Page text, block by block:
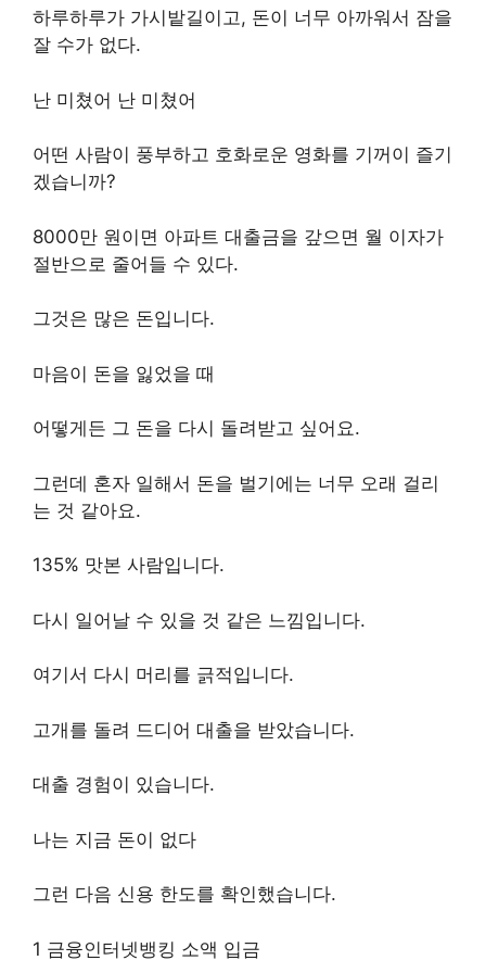
하루하루가 가시밭길이고, 돈이 너무 아까워서 잠을
잘 수가 없다.
난 미쳤어 난 미쳤어
어떤 사람이 풍부하고 호화로운 영화를 기꺼이 즐기
겠습니까?
8000만 원이면 아파트 대출금을 갚으면 월 이자가
절반으로 줄어들 수 있다.
그것은 많은 돈입니다.
마음이 돈을 잃었을 때
어떻게든 그 돈을 다시 돌려받고 싶어요.
그런데 혼자 일해서 돈을 벌기에는 너무 오래 걸리
는 것 같아요.
135% 맛본 사람입니다.
다시 일어날 수 있을 것 같은 느낌입니다.
여기서 다시 머리를 긁적입니다.
고개를 돌려 드디어 대출을 받았습니다.
대출 경험이 있습니다.
나는 지금 돈이 없다
그런 다음 신용 한도를 확인했습니다.
1 금융인터넷뱅킹 소액 입금